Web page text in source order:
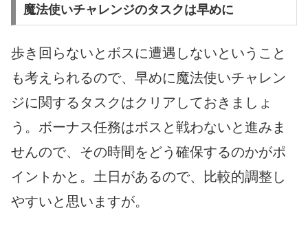
魔法使いチャレンジのタスクは早めに
歩き回らないとボスに遭遇しないということ
も考えられるので、早めに魔法使いチャレン
ジに関するタスクはクリアしておきましょ
う。ボーナス任務はボスと戦わないと進みま
せんので、その時間をどう確保するのかがポ
イントかと。土日があるので、比較的調整し
やすいと思いますが。